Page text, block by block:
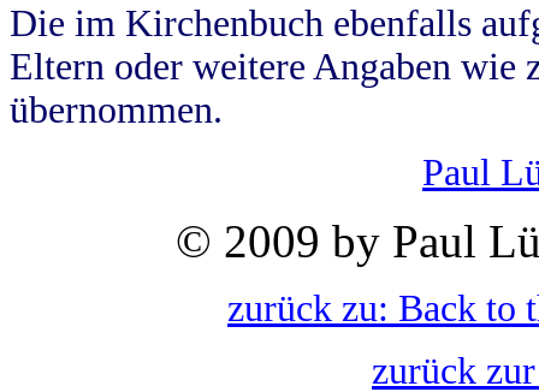
Die im Kirchenbuch ebenfalls
Eltern oder weitere Angaben wie
übernommen.
Paul
© 2009 by Paul
zurück zu: Back to
zurück